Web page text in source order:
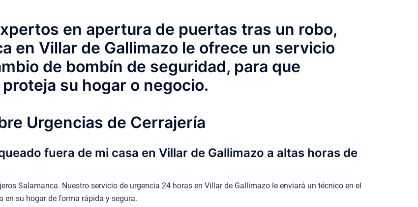
en apertura de puertas tras un robo,
en Villar de Gallimazo le ofrece un servicio
de bombín de seguridad, para que
su hogar o negocio.
Urgencias de Cerrajería
fuera de mi casa en Villar de Gallimazo a altas horas de
Salamanca. Nuestro servicio de urgencia 24 horas en Villar de Gallimazo le enviará un técnico en el
en su hogar de forma rápida y segura.